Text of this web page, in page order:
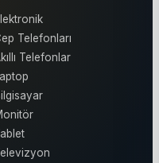
Telefonları
Telefonlar